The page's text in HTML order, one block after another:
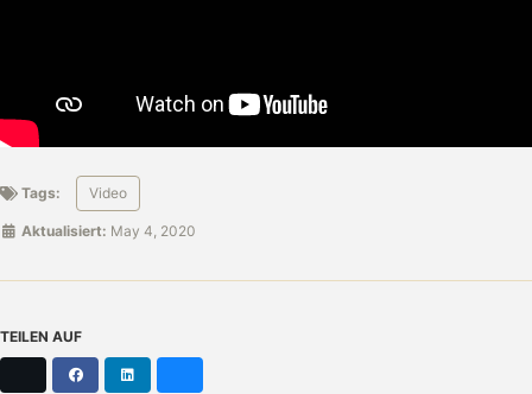
Tags: Video
Aktualisiert: May 4, 2020
TEILEN AUF
Facebook